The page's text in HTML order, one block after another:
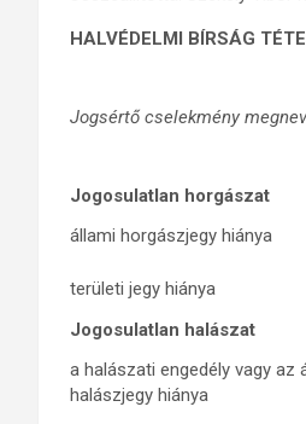
HALVÉDELMI BÍRSÁG
Jogsértő cselekmény
Jogosulatlan horgászat
állami horgászjegy hiánya
területi jegy hiánya
Jogosulatlan halászat
a halászati engedély vagy az
halászjegy hiánya